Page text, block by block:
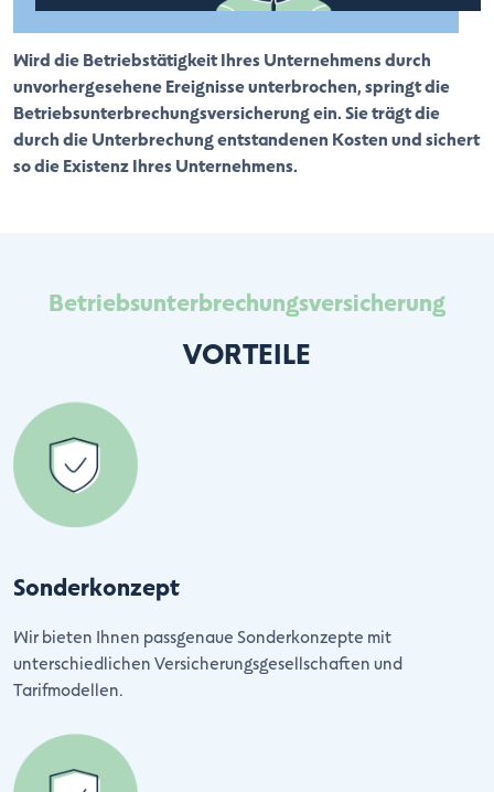
Wird die Betriebstätigkeit Ihres Unternehmens durch
unvorhergesehene Ereignisse unterbrochen, springt die
Betriebsunterbrechungsversicherung ein. Sie trägt die
durch die Unterbrechung entstandenen Kosten und sichert
so die Existenz Ihres Unternehmens.
Betriebsunterbrechungsversicherung
VORTEILE
Sonderkonzept
Wir bieten Ihnen passgenaue Sonderkonzepte mit
unterschiedlichen Versicherungsgesellschaften und
Tarifmodellen.